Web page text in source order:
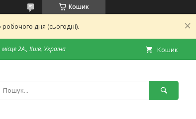
Кошик
дня (сьогодні).
2А., Київ, Україна Кошик